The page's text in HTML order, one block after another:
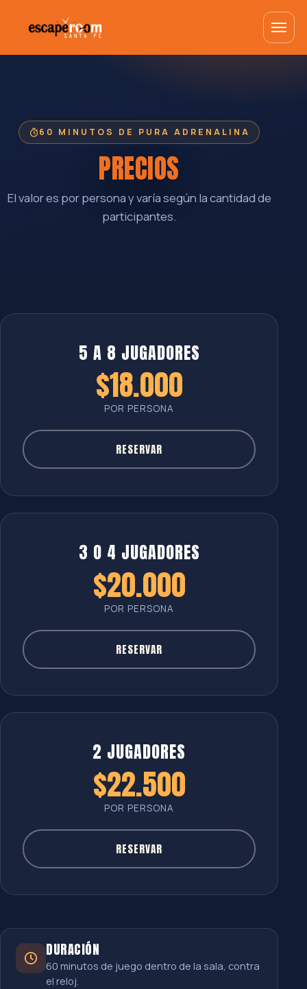
60 MINUTOS DE PURA ADRENALINA
PRECIOS
El valor es por persona y varía según la cantidad de
participantes.
5 A 8 JUGADORES
$18.000
POR PERSONA
RESERVAR
3 O 4 JUGADORES
$20.000
POR PERSONA
RESERVAR
2 JUGADORES
$22.500
POR PERSONA
RESERVAR
DURACIÓN
60 minutos de juego dentro de la sala, contra
el reloj.